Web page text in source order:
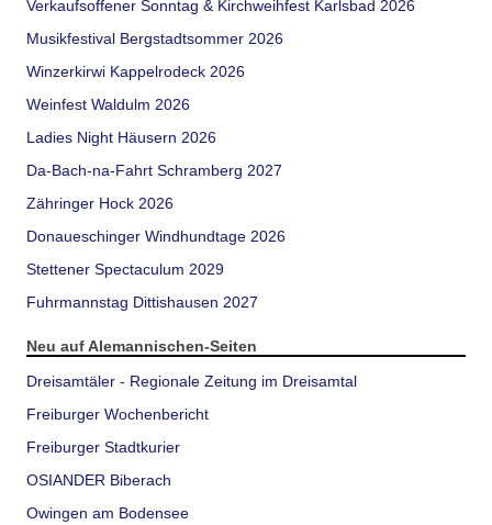
Verkaufsoffener Sonntag & Kirchweihfest Karlsbad 2026
Musikfestival Bergstadtsommer 2026
Winzerkirwi Kappelrodeck 2026
Weinfest Waldulm 2026
Ladies Night Häusern 2026
Da-Bach-na-Fahrt Schramberg 2027
Zähringer Hock 2026
Donaueschinger Windhundtage 2026
Stettener Spectaculum 2029
Fuhrmannstag Dittishausen 2027
Neu auf Alemannischen-Seiten
Dreisamtäler - Regionale Zeitung im Dreisamtal
Freiburger Wochenbericht
Freiburger Stadtkurier
OSIANDER Biberach
Owingen am Bodensee